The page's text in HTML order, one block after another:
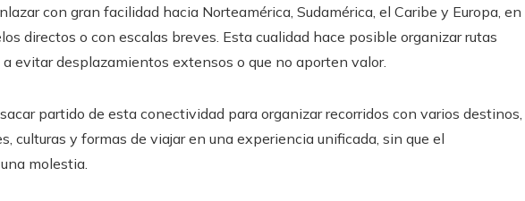
con gran facilidad hacia Norteamérica, Sudamérica, el Caribe y Europa, en
directos o con escalas breves. Esta cualidad hace posible organizar rutas
evitar desplazamientos extensos o que no aporten valor.
partido de esta conectividad para organizar recorridos con varios destinos,
culturas y formas de viajar en una experiencia unificada, sin que el
molestia.